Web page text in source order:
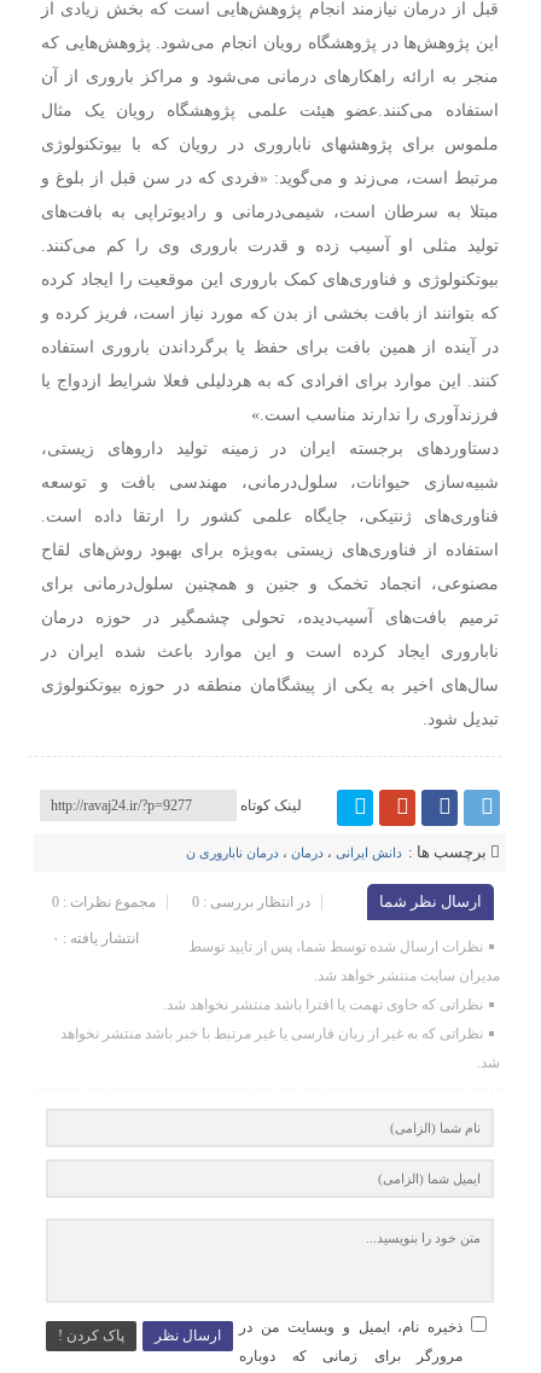
قبل از درمان نیازمند انجام پژوهش‌هایی است که بخش زیادی از
این پژوهش‌ها در پژوهشگاه رویان انجام می‌شود. پژوهش‌هایی که
منجر به ارائه راهکارهای درمانی می‌شود و مراکز باروری از آن
استفاده می‌کنند.عضو هیئت علمی پژوهشگاه رویان یک مثال
ملموس برای پژوهشهای ناباروری در رویان که با بیوتکنولوژی
مرتبط است، می‌زند و می‌گوید: «فردی که در سن قبل از بلوغ و
مبتلا به سرطان است، شیمی‌درمانی و رادیوتراپی به بافت‌های
تولید مثلی او آسیب زده و قدرت باروری وی را کم می‌کنند.
بیوتکنولوژی و فناوری‌های کمک باروری این موقعیت را ایجاد کرده
که بتوانند از بافت بخشی از بدن که مورد نیاز است، فریز کرده و
در آینده از همین بافت برای حفظ یا برگرداندن باروری استفاده
کنند. این موارد برای افرادی که به هردلیلی فعلا شرایط ازدواج یا
فرزندآوری را ندارند مناسب است.»
دستاوردهای برجسته ایران در زمینه تولید داروهای زیستی،
شبیه‌سازی حیوانات، سلول‌درمانی، مهندسی بافت و توسعه
فناوری‌های ژنتیکی، جایگاه علمی کشور را ارتقا داده است.
استفاده از فناوری‌های زیستی به‌ویژه برای بهبود روش‌های لقاح
مصنوعی، انجماد تخمک و جنین و همچنین سلول‌درمانی برای
ترمیم بافت‌های آسیب‌دیده، تحولی چشمگیر در حوزه درمان
ناباروری ایجاد کرده است و این موارد باعث شده ایران در
سال‌های اخیر به یکی از پیشگامان منطقه در حوزه بیوتکنولوژی
تبدیل شود.
لینک کوتاه
برچسب ها : دانش ایرانی ،درمان ،درمان ناباروری ن
ارسال نظر شما مجموع نظرات : 0 در انتظار بررسی : 0
انتشار یافته : ۰
نظرات ارسال شده توسط شما، پس از تایید توسط
مدیران سایت منتشر خواهد شد.
نظراتی که حاوی تهمت یا افترا باشد منتشر نخواهد شد.
نظراتی که به غیر از زبان فارسی یا غیر مرتبط با خبر باشد منتشر نخواهد
شد.
ارسال نظر پاک کردن !
ذخیره نام، ایمیل و وبسایت من در
مرورگر برای زمانی که دوباره